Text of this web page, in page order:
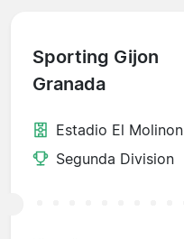
Sporting Gijon
Granada
Estadio El Molinon
Segunda Division